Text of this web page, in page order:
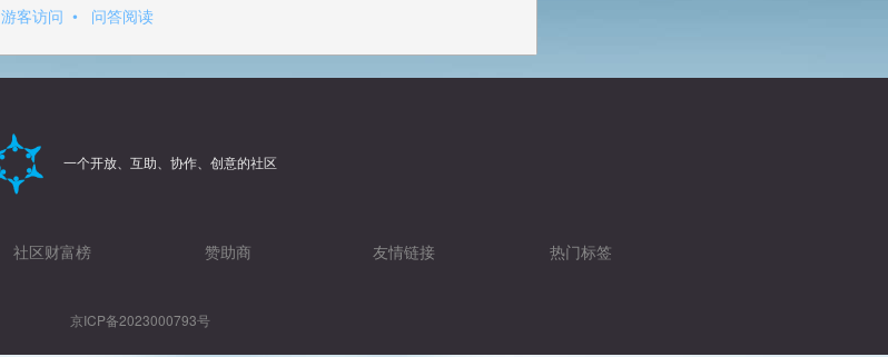
游客访问 • 问答阅读
一个开放、互助、协作、创意的社区
社区财富榜 赞助商 友情链接 热门标签
京ICP备2023000793号